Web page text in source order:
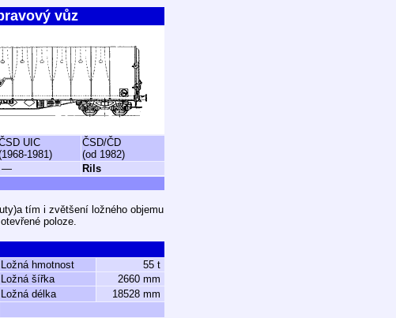
vůz
UIC
1981)
ČSD/ČD
(od 1982)
— Rils
tím i zvětšení ložného objemu
poloze.
Ložná hmotnost
55 t
Ložná šířka
2660 mm
Ložná délka
18528 mm